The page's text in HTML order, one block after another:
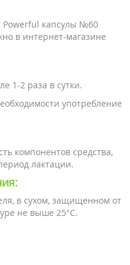
Powerful капсулы №60
в интернет-магазине
1-2 раза в сутки.
употребление
компонентов средства,
лактации.
в сухом, защищенном от
не выше 25°С.